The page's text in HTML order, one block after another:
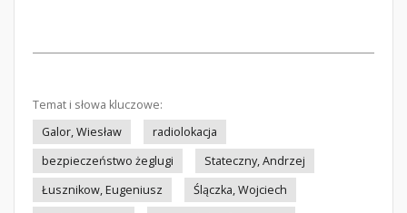
Temat i słowa kluczowe:
Galor, Wiesław
radiolokacja
bezpieczeństwo żeglugi
Stateczny, Andrzej
Łusznikow, Eugeniusz
Ślączka, Wojciech